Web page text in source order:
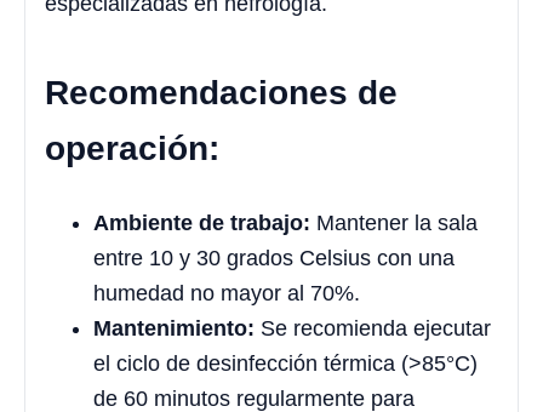
Recomendaciones de
operación:
Ambiente de trabajo: Mantener la sala
entre 10 y 30 grados Celsius con una
humedad no mayor al 70%.
Mantenimiento: Se recomienda ejecutar
el ciclo de desinfección térmica (>85°C)
de 60 minutos regularmente para